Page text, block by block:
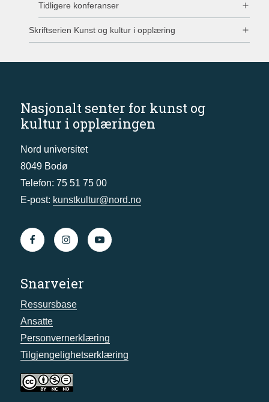
Tidligere konferanser
Skriftserien Kunst og kultur i opplæring
Nasjonalt senter for kunst og
kultur i opplæringen
Nord universitet
8049 Bodø
Telefon: 75 51 75 00
E-post: kunstkultur@nord.no
Snarveier
Ressursbase
Ansatte
Personvernerklæring
Tilgjengelighetserklæring